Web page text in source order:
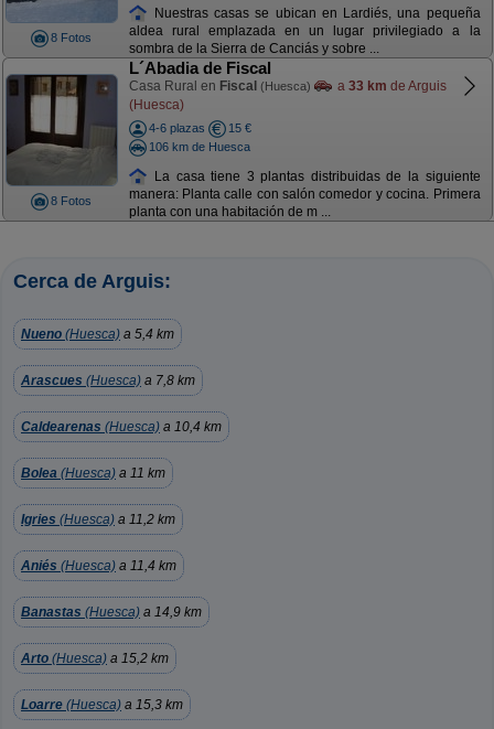
8 Fotos
Nuestras casas se ubican en Lardiés, una pequeña
aldea rural emplazada en un lugar privilegiado a la
sombra de la Sierra de Canciás y sobre ...
8 Fotos
L´Abadia de Fiscal
Casa Rural en Fiscal (Huesca) a 33 km de Arguis
(Huesca)
4-6 plazas
15 €
106 km de Huesca
La casa tiene 3 plantas distribuidas de la siguiente
manera: Planta calle con salón comedor y cocina. Primera
planta con una habitación de m ...
Cerca de Arguis:
Nueno (Huesca) a 5,4 km
Arascues (Huesca) a 7,8 km
Caldearenas (Huesca) a 10,4 km
Bolea (Huesca) a 11 km
Igries (Huesca) a 11,2 km
Aniés (Huesca) a 11,4 km
Banastas (Huesca) a 14,9 km
Arto (Huesca) a 15,2 km
Loarre (Huesca) a 15,3 km